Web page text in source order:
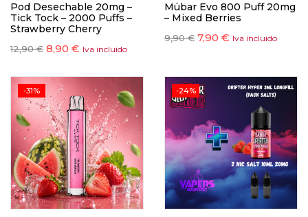
Pod Desechable 20mg –
Tick Tock – 2000 Puffs –
Strawberry Cherry
12,90€ 8,90 € Iva incluido
Mübar Evo 800 Puff 20mg
– Mixed Berries
9,90€ 7,90 € Iva incluido
-31% -24%